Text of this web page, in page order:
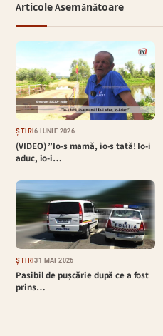
Articole Asemănătoare
ȘTIRI6 IUNIE 2026
(VIDEO) ”Io-s mamă, io-s tată! Io-i
aduc, io-i…
ȘTIRI31 MAI 2026
Pasibil de pușcărie după ce a fost
prins…